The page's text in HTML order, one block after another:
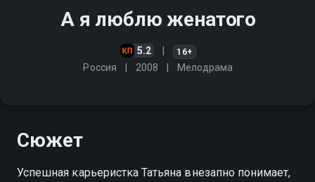
А я люблю женатого
5.2 16+
Россия 2008 Мелодрама
Сюжет
Успешная карьеристка Татьяна внезапно понимает,